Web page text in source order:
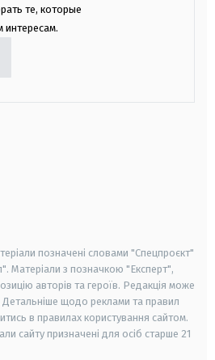
те, которые
интересам.
позначені словами "Спецпроєкт"
Матеріали з позначкою "Експерт",
авторів та героїв. Редакція може
Детальніше щодо реклами та правил
в правилах користування сайтом.
сайту призначені для осіб старше 21